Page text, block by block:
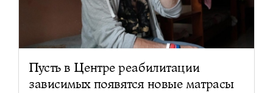
Пусть в Центре реабилитации
зависимых появятся новые матрасы